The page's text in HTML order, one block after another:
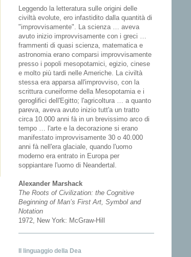
Leggendo la letteratura sulle origini delle
civiltà evolute, ero infastidito dalla quantità di
"improvvisamente". La scienza … aveva
avuto inizio improvvisamente con i greci …
frammenti di quasi scienza, matematica e
astronomia erano comparsi improvvisamente
presso i popoli mesopotamici, egizio, cinese
e molto più tardi nelle Americhe. La civiltà
stessa era apparsa all'improvviso, con la
scrittura cuneiforme della Mesopotamia e i
geroglifici dell'Egitto; l'agricoltura … a quanto
pareva, aveva avuto inizio tutt'a un tratto
circa 10.000 anni fà in un brevissimo arco di
tempo … l'arte e la decorazione si erano
manifestato improvvisamente 30 o 40.000
anni fà nell'era glaciale, quando l'uomo
moderno era entrato in Europa per
soppiantare l'uomo di Neandertal.
Alexander Marshack
The Roots of Civilization: the Cognitive
Beginning of Man’s First Art, Symbol and
Notation
1972, New York: McGraw-Hill
Il linguaggio della Dea